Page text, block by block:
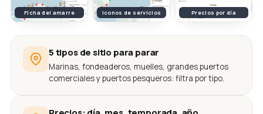
Ficha del amarre Iconos de servicios Precios por día
5 tipos de sitio para parar
Marinas, fondeaderos, muelles, grandes puertos
comerciales y puertos pesqueros: filtra por tipo.